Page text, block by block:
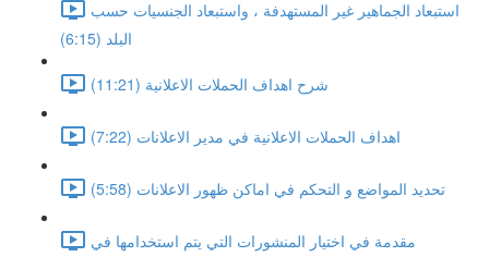
استبعاد الجماهير غير المستهدفة ، واستبعاد الجنسيات حسب
البلد (6:15)
شرح اهداف الحملات الاعلانية (11:21)
اهداف الحملات الاعلانية في مدير الاعلانات (7:22)
تحديد المواضع و التحكم في اماكن ظهور الاعلانات (5:58)
مقدمة في اختيار المنشورات التي يتم استخدامها في